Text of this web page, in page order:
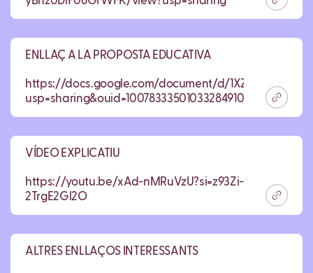
ENLLAÇ A LA PROPOSTA EDUCATIVA
https://docs.google.com/document/d/
VÍDEO EXPLICATIU
https://youtu.be/xAd-nMRuVzU?si=z93Zi-
2TrgE2Gl2O
ALTRES ENLLAÇOS INTERESSANTS